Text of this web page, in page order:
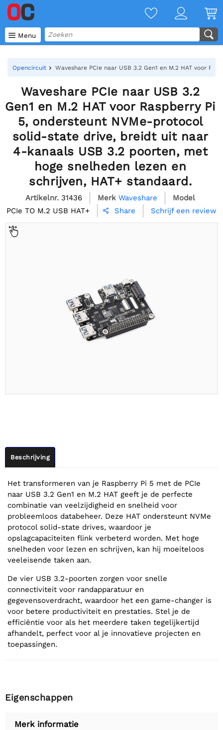
 Menu
Opencircuit Waveshare PCIe naar USB 3.2 Gen1 en M.2 HAT voor
Waveshare PCIe naar USB 3.2
Gen1 en M.2 HAT voor Raspberry Pi
5, ondersteunt NVMe-protocol
solid-state drive, breidt uit naar
4-kanaals USB 3.2 poorten, met
hoge snelheden lezen en
schrijven, HAT+ standaard.
Artikelnr. 31436 Merk Waveshare
Model
PCIe TO M.2 USB HAT+
 Share Schrijf een review
Beschrijving
Het transformeren van je Raspberry Pi 5 met de PCIe
naar USB 3.2 Gen1 en M.2 HAT geeft je de perfecte
combinatie van veelzijdigheid en snelheid voor
probleemloos databeheer. Deze HAT ondersteunt NVMe
protocol solid-state drives, waardoor je
opslagcapaciteiten flink verbeterd worden. Met hoge
snelheden voor lezen en schrijven, kan hij moeiteloos
veeleisende taken aan.
De vier USB 3.2-poorten zorgen voor snelle
connectiviteit voor randapparatuur en
gegevensoverdracht, waardoor het een game-changer is
voor betere productiviteit en prestaties. Stel je de
efficiëntie voor als het meerdere taken tegelijkertijd
afhandelt, perfect voor al je innovatieve projecten en
toepassingen.
Eigenschappen
Merk informatie